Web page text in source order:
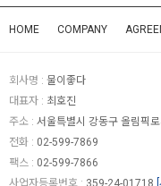
HOME COMPANY
회사명 : 물이좋다
대표자 : 최호진
주소 : 서울특별시 강동구 올림픽
전화 : 02-599-7869
팩스 : 02-599-7866
사업자등록번호 : 359-24-01718